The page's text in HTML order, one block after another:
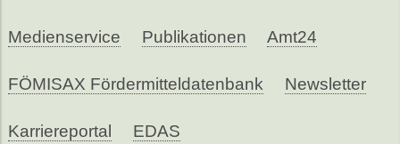
Medienservice Publikationen Amt24
FÖMISAX Fördermitteldatenbank Newsletter
Karriereportal EDAS